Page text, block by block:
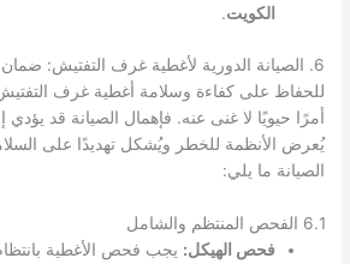
الكويت.
6. الصيانة الدورية لأغطية غرف التفتيش: ضمان الأداء الفعال
للحفاظ على كفاءة وسلامة أغطية غرف
أمرًا حيويًا لا غنى عنه. فإهمال الصيانة قد يؤدي
يُعرض الأنظمة للخطر ويُشكل تهديدًا على
الصيانة ما يلي:
6.1 الفحص المنتظم والشامل
فحص الهيكل: يجب فحص الأغطية